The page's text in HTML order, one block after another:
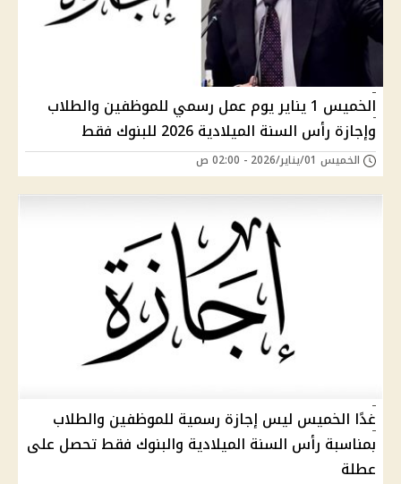
الخميس 1 يناير يوم عمل رسمي للموظفين والطلاب
وإجازة رأس السنة الميلادية 2026 للبنوك فقط
الخميس 01/يناير/2026 - 02:00 ص
غدًا الخميس ليس إجازة رسمية للموظفين والطلاب
بمناسبة رأس السنة الميلادية والبنوك فقط تحصل على
عطلة